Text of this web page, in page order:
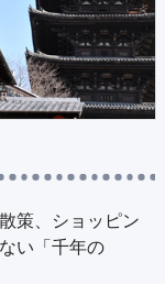
ング
ト
策、ショッピン
い「千年の